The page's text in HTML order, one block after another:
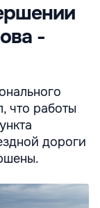
-
что работы
дороги